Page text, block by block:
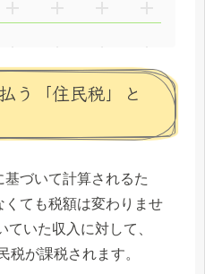
う「住民税」と
づいて計算されるた
ても税額は変わりませ
いた収入に対して、
税が課税されます。